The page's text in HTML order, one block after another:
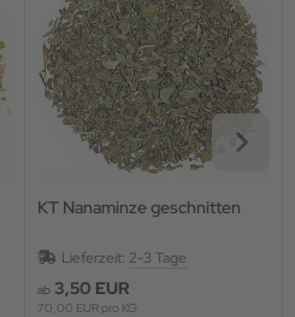
KT Nanaminze geschnitten
Lieferzeit: 2-3 Tage
ab 3,50 EUR
70,00 EUR pro KG